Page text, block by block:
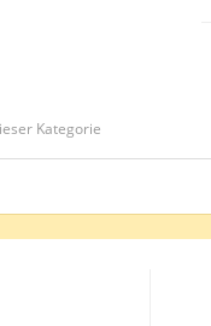
Kategorie